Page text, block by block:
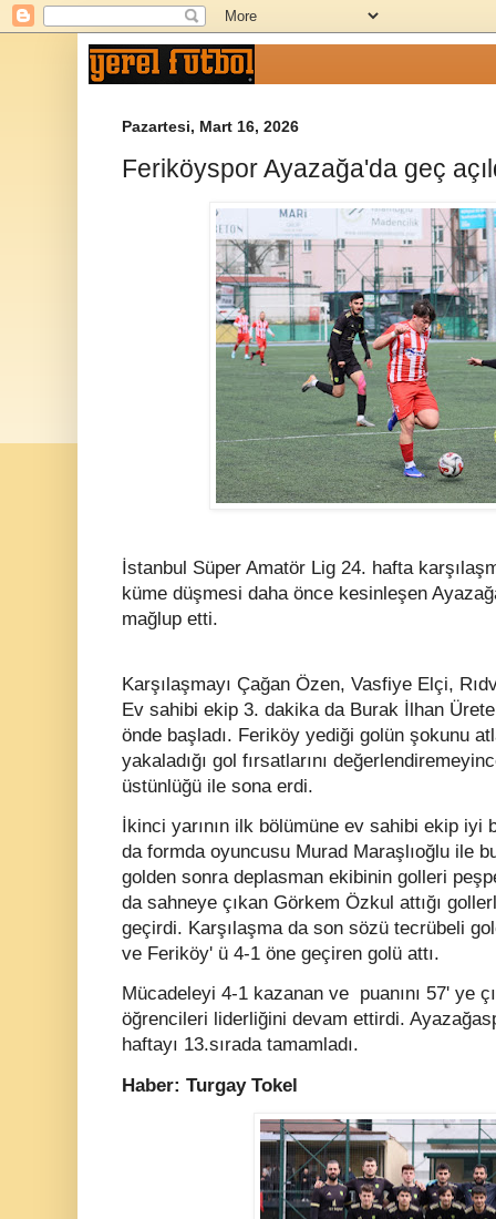
Pazartesi, Mart 16, 2026
Feriköyspor Ayazağa'da geç
İstanbul Süper Amatör Lig 24. hafta
küme düşmesi daha önce kesinleşen
mağlup etti.
Karşılaşmayı Çağan Özen, Vasfiye Elçi,
Ev sahibi ekip 3. dakika da Burak İlhan
önde başladı. Feriköy yediği golün şokunu
yakaladığı gol fırsatlarını
üstünlüğü ile sona erdi.
İkinci yarının ilk bölümüne ev sahibi ekip
da formda oyuncusu Murad Maraşlıoğlu ile
golden sonra deplasman ekibinin golleri
da sahneye çıkan Görkem Özkul attığı
geçirdi. Karşılaşma da son sözü tecrübeli
ve Feriköy' ü 4-1 öne geçiren golü attı.
Mücadeleyi 4-1 kazanan ve puanını 57' ye
öğrencileri liderliğini devam ettirdi.
haftayı 13.sırada tamamladı.
Haber: Turgay Tokel